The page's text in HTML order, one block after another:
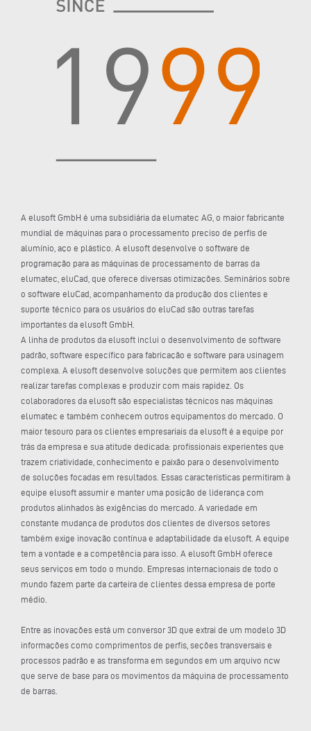
A elusoft GmbH é uma subsidiária da elumatec AG, o maior fabricante
mundial de máquinas para o processamento preciso de perfis de
alumínio, aço e plástico. A elusoft desenvolve o software de
programação para as máquinas de processamento de barras da
elumatec, eluCad, que oferece diversas otimizações. Seminários sobre
o software eluCad, acompanhamento da produção dos clientes e
suporte técnico para os usuários do eluCad são outras tarefas
importantes da elusoft GmbH.
A linha de produtos da elusoft inclui o desenvolvimento de software
padrão, software específico para fabricação e software para usinagem
complexa. A elusoft desenvolve soluções que permitem aos clientes
realizar tarefas complexas e produzir com mais rapidez. Os
colaboradores da elusoft são especialistas técnicos nas máquinas
elumatec e também conhecem outros equipamentos do mercado. O
maior tesouro para os clientes empresariais da elusoft é a equipe por
trás da empresa e sua atitude dedicada: profissionais experientes que
trazem criatividade, conhecimento e paixão para o desenvolvimento
de soluções focadas em resultados. Essas características permitiram à
equipe elusoft assumir e manter uma posição de liderança com
produtos alinhados às exigências do mercado. A variedade em
constante mudança de produtos dos clientes de diversos setores
também exige inovação contínua e adaptabilidade da elusoft. A equipe
tem a vontade e a competência para isso. A elusoft GmbH oferece
seus serviços em todo o mundo. Empresas internacionais de todo o
mundo fazem parte da carteira de clientes dessa empresa de porte
médio.
Entre as inovações está um conversor 3D que extrai de um modelo 3D
informações como comprimentos de perfis, seções transversais e
processos padrão e as transforma em segundos em um arquivo ncw
que serve de base para os movimentos da máquina de processamento
de barras.